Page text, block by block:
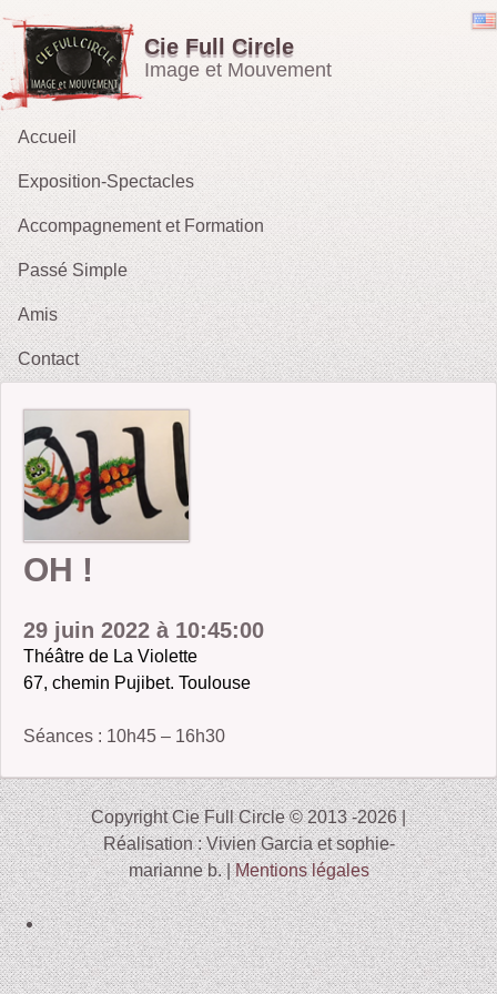
Cie Full Circle
Image et Mouvement
Accueil
Exposition-Spectacles
Emporté par le Vent
OH !
Les Rieurs : Galerie
Accompagnement et Formation
Passé Simple
2021 : Migrations
2015 :Le Tarot des Parques
2009-11 : Sans Issue
2010 : Le Tireur de Ficelles (fait sa Blanche Neige)
2006-07 : un froid de kronos
2005-07 : Les Enfants de la Bête
2004 : Braise
1995 : Étude en Plastique
Amis
Contact
OH !
29 juin 2022 à 10:45:00
Théâtre de La Violette
67, chemin Pujibet. Toulouse
Séances : 10h45 – 16h30
Copyright Cie Full Circle © 2013 -2026 |
Réalisation : Vivien Garcia et sophie-
marianne b. |Mentions légales